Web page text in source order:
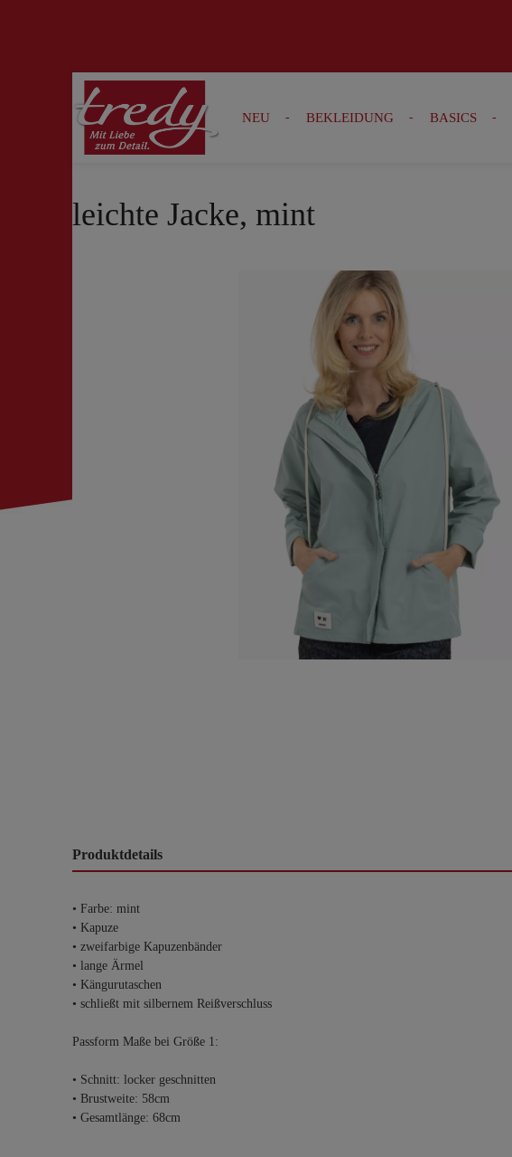
Zur Suche springen Zur Hauptnavigation springen
NEU BEKLEIDUNG BASICS
leichte Jacke, mint
Produktdetails
• Farbe: mint
• Kapuze
• zweifarbige Kapuzenbänder
• lange Ärmel
• Kängurutaschen
• schließt mit silbernem Reißverschluss
Passform Maße bei Größe 1:
• Schnitt: locker geschnitten
• Brustweite: 58cm
• Gesamtlänge: 68cm